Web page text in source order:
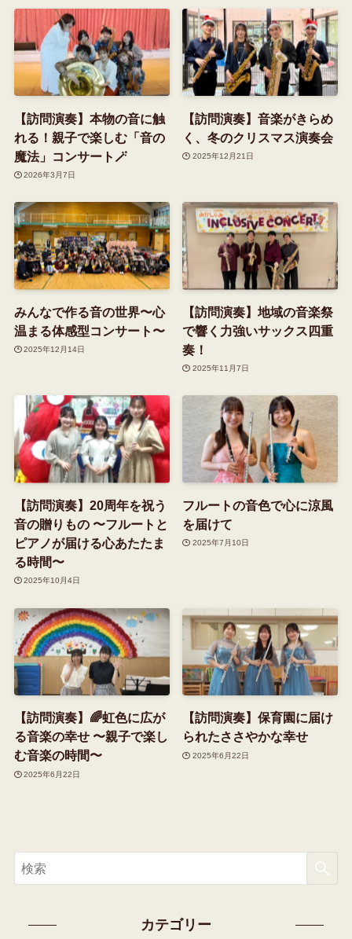
【訪問演奏】本物の音に触
れる！親子で楽しむ「音の
魔法」コンサート🪄
2026年3月7日
【訪問演奏】音楽がきらめ
く、冬のクリスマス演奏会
2025年12月21日
みんなで作る音の世界〜心
温まる体感型コンサート〜
2025年12月14日
【訪問演奏】地域の音楽祭
で響く力強いサックス四重
奏！
2025年11月7日
【訪問演奏】20周年を祝う
音の贈りもの 〜フルートと
ピアノが届ける心あたたま
る時間〜
2025年10月4日
フルートの音色で心に涼風
を届けて
2025年7月10日
【訪問演奏】🌈虹色に広が
る音楽の幸せ 〜親子で楽し
む音楽の時間〜
2025年6月22日
【訪問演奏】保育園に届け
られたささやかな幸せ
2025年6月22日
カテゴリー